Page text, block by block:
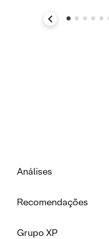
Análises
Recomendações
Grupo XP